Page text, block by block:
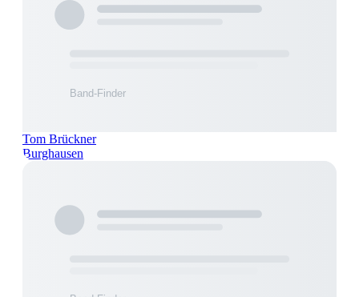
Tom Brückner
Burghausen